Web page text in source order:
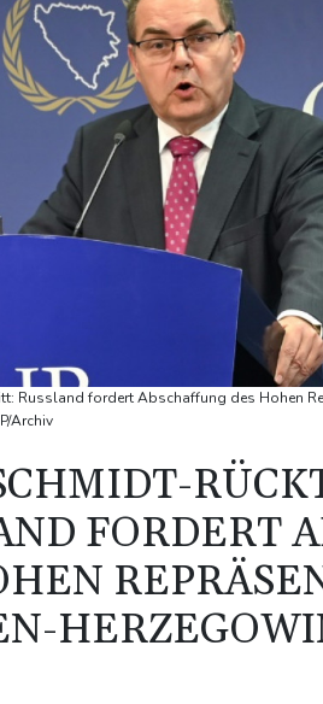
Russland fordert Abschaffung des Hohen
Archiv
FORDERT